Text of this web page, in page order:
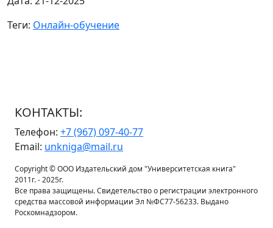
Теги: Онлайн-обучение
КОНТАКТЫ:
Телефон: +7 (967) 097-40-77
Email: unkniga@mail.ru
Copyright © ООО Издательский дом "Университетская книга"
2011г. - 2025г.
Все права защищены. Свидетельство о регистрации электронного
средства массовой информации Эл №ФС77-56233. Выдано
Роскомнадзором.